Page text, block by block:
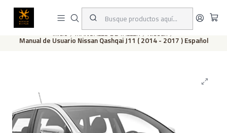
Este es el texto del slide
Inicio MANUALES DE TALLER Nissan
Manual de Usuario Nissan Qashqai J11 ( 2014 - 2017 ) Español